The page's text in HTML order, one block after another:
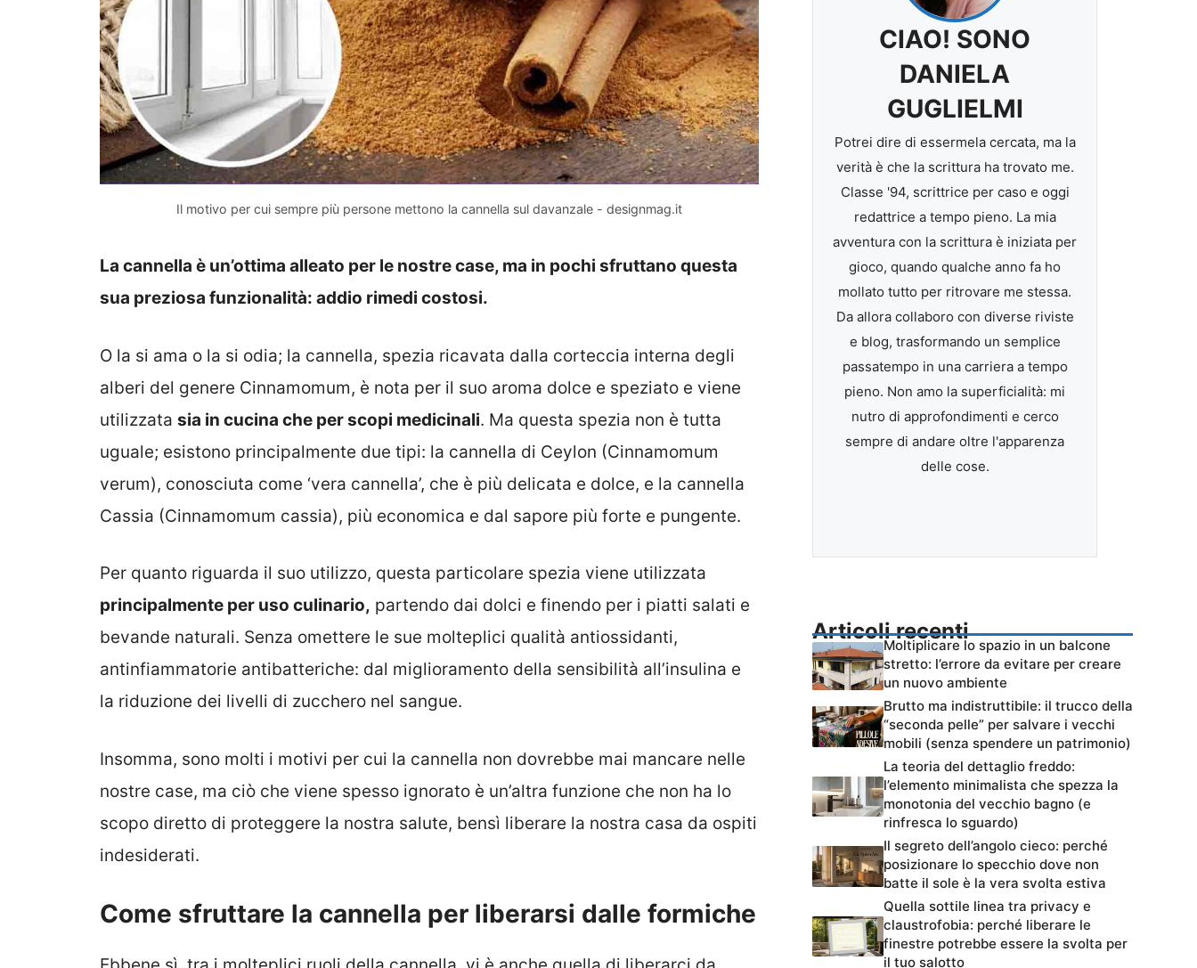
Il motivo per cui sempre più persone mettono la cannella sul davanzale - designmag.it
La cannella è un’ottima alleato per le nostre case, ma in pochi sfruttano questa
sua preziosa funzionalità: addio rimedi costosi.
O la si ama o la si odia; la cannella, spezia ricavata dalla corteccia interna degli
alberi del genere Cinnamomum, è nota per il suo aroma dolce e speziato e viene
utilizzata sia in cucina che per scopi medicinali. Ma questa spezia non è tutta
uguale; esistono principalmente due tipi: la cannella di Ceylon (Cinnamomum
verum), conosciuta come ‘vera cannella’, che è più delicata e dolce, e la cannella
Cassia (Cinnamomum cassia), più economica e dal sapore più forte e pungente.
Per quanto riguarda il suo utilizzo, questa particolare spezia viene utilizzata
principalmente per uso culinario, partendo dai dolci e finendo per i piatti salati e
bevande naturali. Senza omettere le sue molteplici qualità antiossidanti,
antinfiammatorie antibatteriche: dal miglioramento della sensibilità all’insulina e
la riduzione dei livelli di zucchero nel sangue.
Insomma, sono molti i motivi per cui la cannella non dovrebbe mai mancare nelle
nostre case, ma ciò che viene spesso ignorato è un’altra funzione che non ha lo
scopo diretto di proteggere la nostra salute, bensì liberare la nostra casa da ospiti
indesiderati.
Come sfruttare la cannella per liberarsi dalle formiche
CIAO! SONO
DANIELA
GUGLIELMI
Potrei dire di essermela cercata, ma la
verità è che la scrittura ha trovato me.
Classe '94, scrittrice per caso e oggi
redattrice a tempo pieno. La mia
avventura con la scrittura è iniziata per
gioco, quando qualche anno fa ho
mollato tutto per ritrovare me stessa.
Da allora collaboro con diverse riviste
e blog, trasformando un semplice
passatempo in una carriera a tempo
pieno. Non amo la superficialità: mi
nutro di approfondimenti e cerco
sempre di andare oltre l'apparenza
delle cose.
Articoli recenti
Moltiplicare lo spazio in un balcone
stretto: l’errore da evitare per creare
un nuovo ambiente
Brutto ma indistruttibile: il trucco della
“seconda pelle” per salvare i vecchi
mobili (senza spendere un patrimonio)
La teoria del dettaglio freddo:
l’elemento minimalista che spezza la
monotonia del vecchio bagno (e
rinfresca lo sguardo)
Il segreto dell’angolo cieco: perché
posizionare lo specchio dove non
batte il sole è la vera svolta estiva
Quella sottile linea tra privacy e
claustrofobia: perché liberare le
finestre potrebbe essere la svolta per
il tuo salotto